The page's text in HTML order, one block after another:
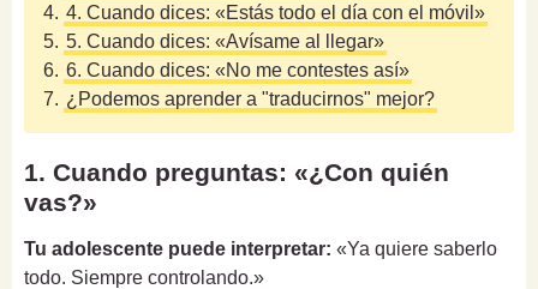
4. 4. Cuando dices: «Estás todo el día con el móvil»
5. 5. Cuando dices: «Avísame al llegar»
6. 6. Cuando dices: «No me contestes así»
7. ¿Podemos aprender a "traducirnos" mejor?
1. Cuando preguntas: «¿Con quién
vas?»
Tu adolescente puede interpretar: «Ya quiere saberlo
todo. Siempre controlando.»